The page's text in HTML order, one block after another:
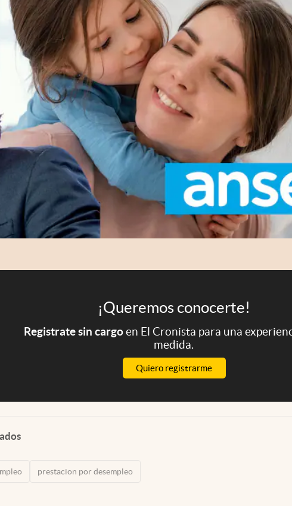
¡Queremos conocerte!
Registrate sin cargoen El Cronista para una
medida.
Quiero registrarme
prestacion por desempleo